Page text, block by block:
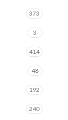
373
3
414
48
192
240